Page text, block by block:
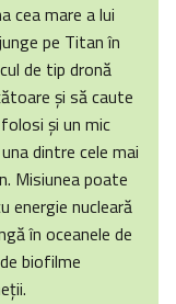
cea mare a lui
pe Titan în
de tip dronă
și să caute
și un mic
dintre cele mai
Misiunea poate
energie nucleară
în oceanele de
biofilme